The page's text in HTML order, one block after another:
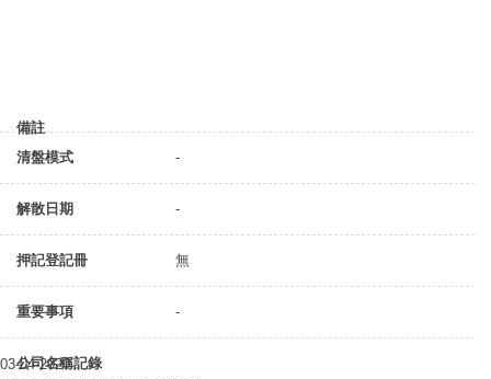
備註
清盤模式
-
解散日期 -
押記登記冊 無
重要事項 -
公司名稱記錄
03-04-2020